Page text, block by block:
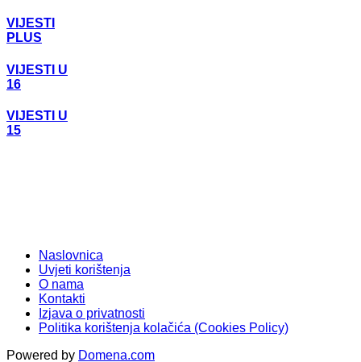
VIJESTI
PLUS
VIJESTI U
16
VIJESTI U
15
Naslovnica
Uvjeti korištenja
O nama
Kontakti
Izjava o privatnosti
Politika korištenja kolačića (Cookies Policy)
Powered by Domena.com